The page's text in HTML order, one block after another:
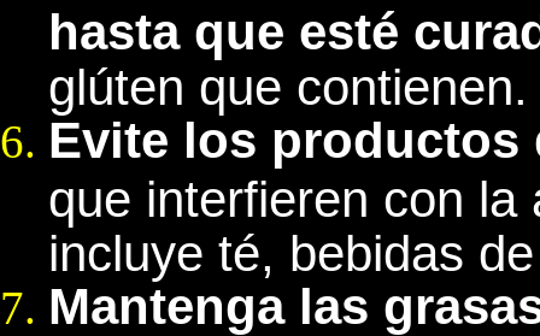
hasta que esté
glúten que contienen.
Evite los productos
que interfieren con la
incluye té, bebidas
Mantenga las